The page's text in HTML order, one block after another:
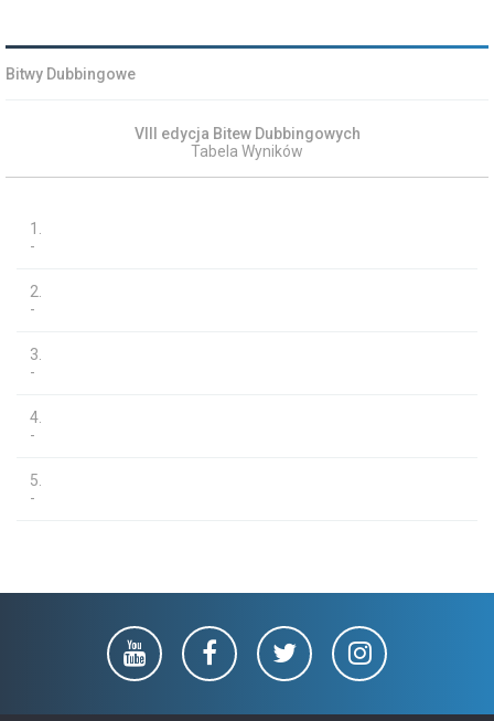
Bitwy Dubbingowe
VIII edycja Bitew Dubbingowych
Tabela Wyników
1.
-
2.
-
3.
-
4.
-
5.
-